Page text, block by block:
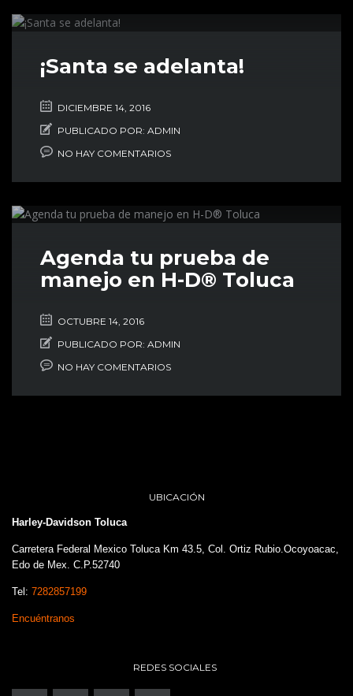
¡Santa se adelanta!
DICIEMBRE 14, 2016
PUBLICADO POR: ADMIN
NO HAY COMENTARIOS
Agenda tu prueba de
manejo en H-D® Toluca
OCTUBRE 14, 2016
PUBLICADO POR: ADMIN
NO HAY COMENTARIOS
UBICACIÓN
Harley-Davidson Toluca
Carretera Federal Mexico Toluca Km 43.5, Col. Ortiz Rubio.Ocoyoacac,
Edo de Mex. C.P.52740
Tel: 7282857199
Encuéntranos
REDES SOCIALES